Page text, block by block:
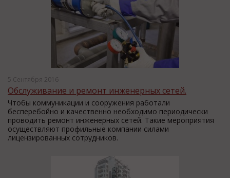
5 Сентября 2016
Обслуживание и ремонт инженерных сетей.
Чтобы коммуникации и сооружения работали
бесперебойно и качественно необходимо периодически
проводить ремонт инженерных сетей. Такие мероприятия
осуществляют профильные компании силами
лицензированных сотрудников.